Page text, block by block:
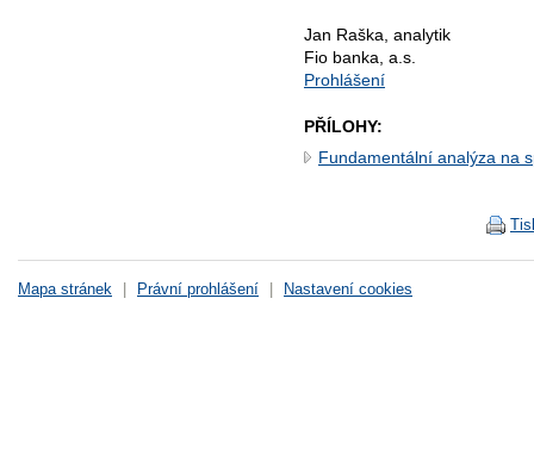
Jan Raška, analytik
Fio banka, a.s.
Prohlášení
PŘÍLOHY:
Fundamentální analýza na
Mapa stránek Právní prohlášení Nastavení cookies